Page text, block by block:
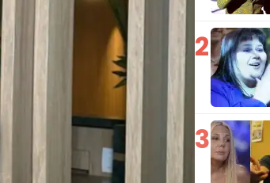
2
3